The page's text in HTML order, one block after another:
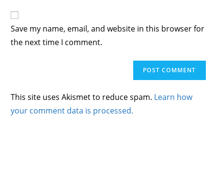
Save my name, email, and website in this browser for
the next time I comment.
This site uses Akismet to reduce spam. Learn how
your comment data is processed.